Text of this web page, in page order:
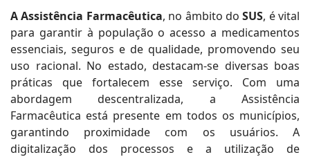
A Assistência Farmacêutica, no âmbito doSUS, é vital
para garantir à população o acesso a medicamentos
essenciais, seguros e de qualidade, promovendo seu
uso racional. No estado, destacam-se diversas boas
práticas que fortalecem esse serviço. Com uma
abordagem descentralizada, a Assistência
Farmacêutica está presente em todos os municípios,
garantindo proximidade com os usuários. A
digitalização dos processos e a utilização de